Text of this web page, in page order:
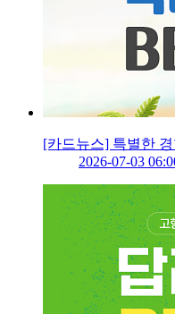
[카드뉴스] 특별한
2026-07-03